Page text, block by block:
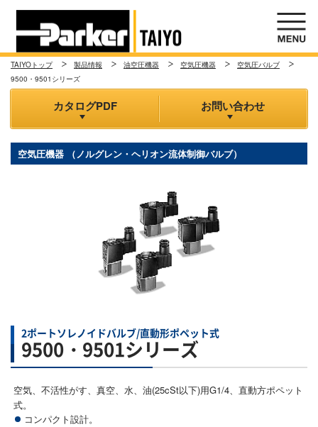
TAIYOトップ 製品情報 油空圧機器 空気圧機器
空気圧バルブ
9500・9501シリーズ
カタログPDF お問い合わせ
空気圧機器 （ノルグレン・ヘリオン流体制御バルブ）
2ポートソレノイドバルブ/直動形ポペット式
9500・9501シリーズ
空気、不活性がす、真空、水、油(25cSt以下)用G1/4、直動方ポペット
式。
コンパクト設計。